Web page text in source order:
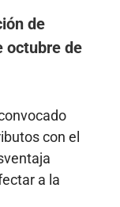
de
octubre de
con el
a la